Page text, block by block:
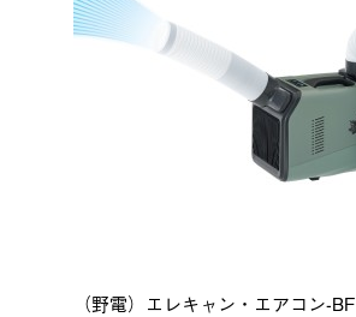
（野電）エレキャン・エアコン-BF